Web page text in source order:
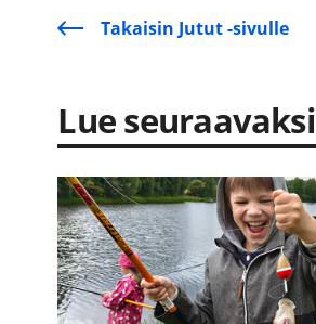
Takaisin Jutut -sivulle
Lue seuraavaksi